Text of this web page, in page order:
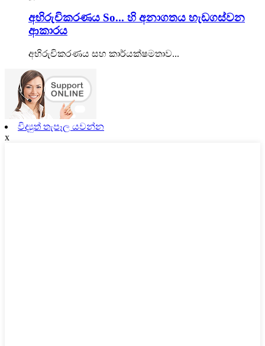
අභිරුචිකරණය So... හි අනාගතය හැඩගස්වන
ආකාරය
අභිරුචිකරණය සහ කාර්යක්ෂමතාව...
විද්‍යුත් තැපෑල යවන්න
x